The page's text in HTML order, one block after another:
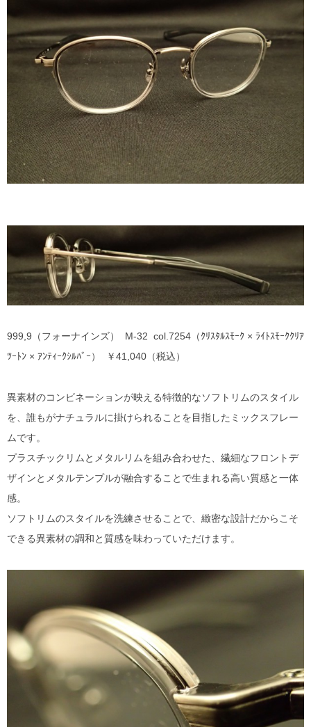
999,9（フォーナインズ） M-32 col.7254（ｸﾘｽﾀﾙｽﾓｰｸ × ﾗｲﾄｽﾓｰｸｸﾘｱ
ﾂｰﾄﾝ × ｱﾝﾃｨｰｸｼﾙﾊﾞｰ） ￥41,040（税込）
異素材のコンビネーションが映える特徴的なソフトリムのスタイル
を、誰もがナチュラルに掛けられることを目指したミックスフレー
ムです。
プラスチックリムとメタルリムを組み合わせた、繊細なフロントデ
ザインとメタルテンプルが融合することで生まれる高い質感と一体
感。
ソフトリムのスタイルを洗練させることで、緻密な設計だからこそ
できる異素材の調和と質感を味わっていただけます。
TALEX